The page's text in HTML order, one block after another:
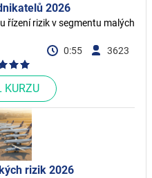
2026
řízení rizik v segmentu malých
0:55
3623
KURZU
rizik 2026